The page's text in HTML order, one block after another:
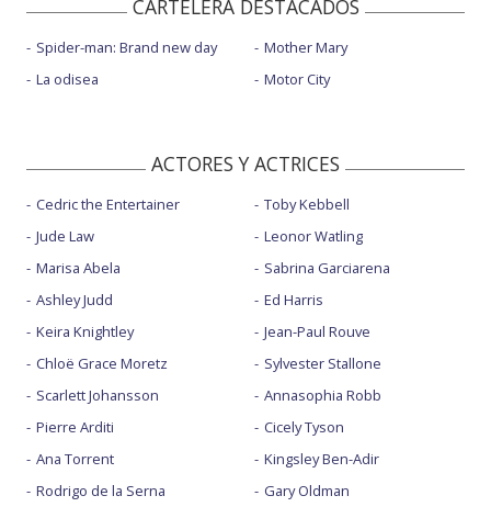
CARTELERA DESTACADOS
Spider-man: Brand new day
La odisea
Mother Mary
Motor City
ACTORES Y ACTRICES
Cedric the Entertainer
Jude Law
Marisa Abela
Ashley Judd
Keira Knightley
Chloë Grace Moretz
Scarlett Johansson
Pierre Arditi
Ana Torrent
Rodrigo de la Serna
Toby Kebbell
Leonor Watling
Sabrina Garciarena
Ed Harris
Jean-Paul Rouve
Sylvester Stallone
Annasophia Robb
Cicely Tyson
Kingsley Ben-Adir
Gary Oldman